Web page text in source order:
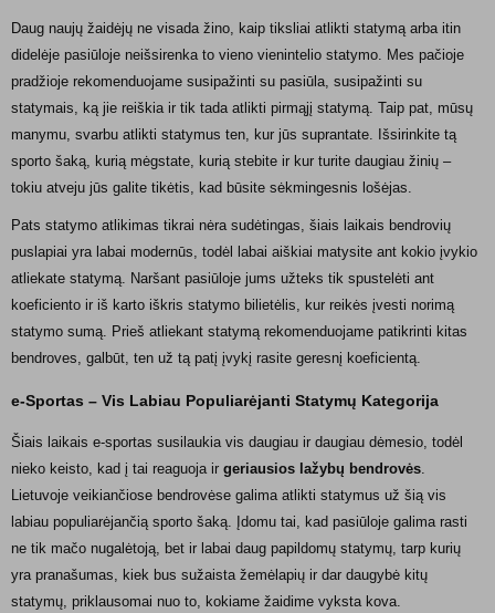
Daug naujų žaidėjų ne visada žino, kaip tiksliai atlikti statymą arba itin
didelėje pasiūloje neišsirenka to vieno vienintelio statymo. Mes pačioje
pradžioje rekomenduojame susipažinti su pasiūla, susipažinti su
statymais, ką jie reiškia ir tik tada atlikti pirmąjį statymą. Taip pat, mūsų
manymu, svarbu atlikti statymus ten, kur jūs suprantate. Išsirinkite tą
sporto šaką, kurią mėgstate, kurią stebite ir kur turite daugiau žinių –
tokiu atveju jūs galite tikėtis, kad būsite sėkmingesnis lošėjas.
Pats statymo atlikimas tikrai nėra sudėtingas, šiais laikais bendrovių
puslapiai yra labai modernūs, todėl labai aiškiai matysite ant kokio įvykio
atliekate statymą. Naršant pasiūloje jums užteks tik spustelėti ant
koeficiento ir iš karto iškris statymo bilietėlis, kur reikės įvesti norimą
statymo sumą. Prieš atliekant statymą rekomenduojame patikrinti kitas
bendroves, galbūt, ten už tą patį įvykį rasite geresnį koeficientą.
e-Sportas – Vis Labiau Populiarėjanti Statymų Kategorija
Šiais laikais e-sportas susilaukia vis daugiau ir daugiau dėmesio, todėl
nieko keisto, kad į tai reaguoja ir geriausios lažybų bendrovės.
Lietuvoje veikiančiose bendrovėse galima atlikti statymus už šią vis
labiau populiarėjančią sporto šaką. Įdomu tai, kad pasiūloje galima rasti
ne tik mačo nugalėtoją, bet ir labai daug papildomų statymų, tarp kurių
yra pranašumas, kiek bus sužaista žemėlapių ir dar daugybė kitų
statymų, priklausomai nuo to, kokiame žaidime vyksta kova.